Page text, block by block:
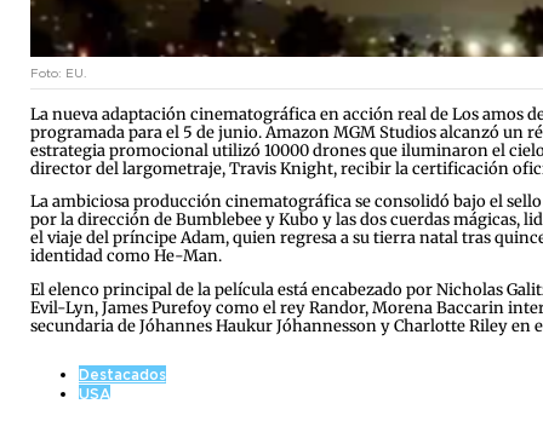
Foto: EU.
La nueva adaptación cinematográfica en acción real de Los amos
programada para el 5 de junio. Amazon MGM Studios alcanzó un
estrategia promocional utilizó 10000 drones que iluminaron el
director del largometraje, Travis Knight, recibir la certificación
La ambiciosa producción cinematográfica se consolidó bajo el
por la dirección de Bumblebee y Kubo y las dos cuerdas mágicas,
el viaje del príncipe Adam, quien regresa a su tierra natal tras
identidad como He-Man.
El elenco principal de la película está encabezado por Nicholas
Evil-Lyn, James Purefoy como el rey Randor, Morena Baccarin
secundaria de Jóhannes Haukur Jóhannesson y Charlotte Riley
Destacados
USA